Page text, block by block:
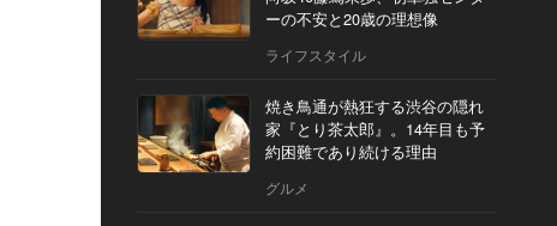
ーの不安と20歳の理想像
ライフスタイル
焼き鳥通が熱狂する渋谷の隠れ
家『とり茶太郎』。14年目も予
約困難であり続ける理由
グルメ